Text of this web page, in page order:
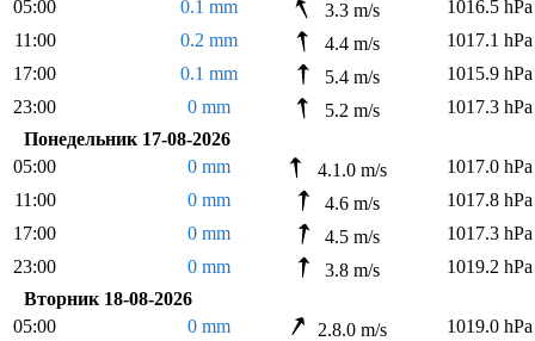
05:00
0.1 mm 3.3 m/s
1016.5 hPa
11:00
0.2 mm 4.4 m/s
1017.1 hPa
17:00
0.1 mm 5.4 m/s
1015.9 hPa
23:00
0 mm 5.2 m/s
1017.3 hPa
Понедельник 17-08-2026
05:00
0 mm 4.1.0 m/s
1017.0 hPa
11:00
0 mm 4.6 m/s
1017.8 hPa
17:00
0 mm 4.5 m/s
1017.3 hPa
23:00
0 mm 3.8 m/s
1019.2 hPa
Вторник 18-08-2026
05:00
0 mm 2.8.0 m/s
1019.0 hPa